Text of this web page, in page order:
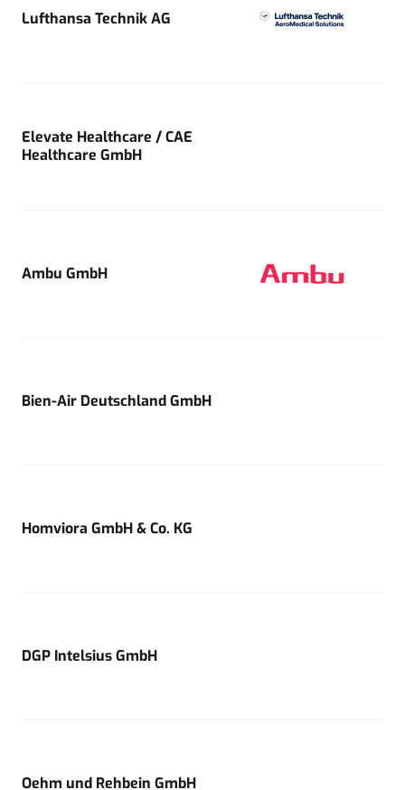
Lufthansa Technik AG
Elevate Healthcare / CAE
Healthcare GmbH
Ambu GmbH
Bien-Air Deutschland GmbH
Homviora GmbH & Co. KG
DGP Intelsius GmbH
Oehm und Rehbein GmbH